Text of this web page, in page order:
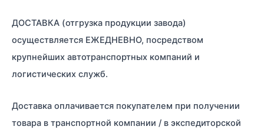
ДОСТАВКА (отгрузка продукции завода)
осуществляется ЕЖЕДНЕВНО, посредством
крупнейших автотранспортных компаний и
логистических служб.
Доставка оплачивается покупателем при получении
товара в транспортной компании / в экспедиторской